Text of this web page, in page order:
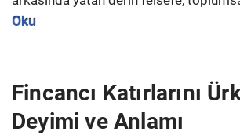
Oku
Fincancı Katırlarını
Deyimi ve Anlamı